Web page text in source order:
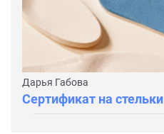
Дарья Габова
Сертификат на стельки